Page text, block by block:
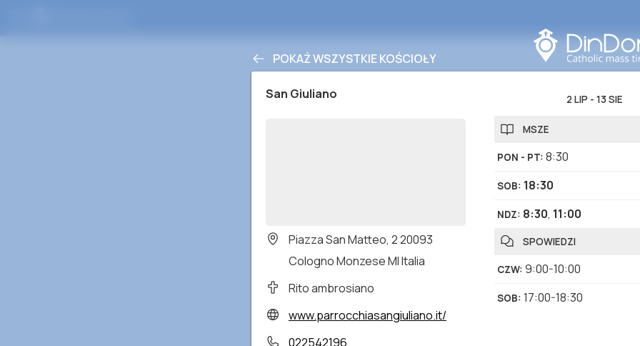
POKAŻ WSZYSTKIE KOŚCIOŁY
San Giuliano
Piazza San Matteo, 2 20093
Cologno Monzese MI Italia
Rito ambrosiano
www.parrocchiasangiuliano.it/
022542196
2 LIP - 13 SIE
MSZE
PON - PT: 8:30
SOB: 18:30
NDZ: 8:30, 11:00
SPOWIEDZI
CZW: 9:00-10:00
SOB: 17:00-18:30